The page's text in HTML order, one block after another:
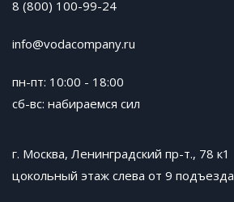
8 (800) 100-99-24
info@vodacompany.ru
пн-пт: 10:00 - 18:00
сб-вс: набираемся сил
г. Москва, Ленинградский пр-т., 78 к1
цокольный этаж слева от 9 подъезда